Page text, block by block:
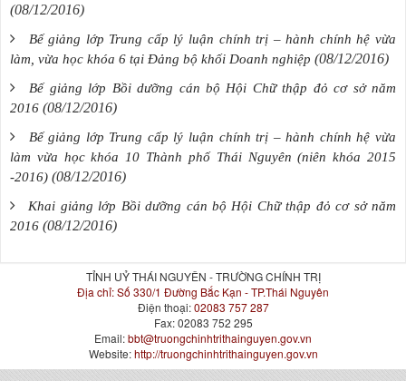
(08/12/2016)
Bế giảng lớp Trung cấp lý luận chính trị – hành chính hệ vừa
làm, vừa học khóa 6 tại Đảng bộ khối Doanh nghiệp (08/12/2016)
Bế giảng lớp Bồi dưỡng cán bộ Hội Chữ thập đỏ cơ sở năm
2016 (08/12/2016)
Bế giảng lớp Trung cấp lý luận chính trị – hành chính hệ vừa
làm vừa học khóa 10 Thành phố Thái Nguyên (niên khóa 2015
-2016) (08/12/2016)
Khai giảng lớp Bồi dưỡng cán bộ Hội Chữ thập đỏ cơ sở năm
2016 (08/12/2016)
TỈNH UỶ THÁI NGUYÊN - TRƯỜNG CHÍNH TRỊ
Địa chỉ:Số 330/1 Đường Bắc Kạn - TP.Thái Nguyên
Điện thoại:02083 757 287
Fax:02083 752 295
Email:bbt@truongchinhtrithainguyen.gov.vn
Website:http://truongchinhtrithainguyen.gov.vn